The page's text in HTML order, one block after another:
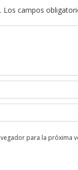
Los campos
para la próxima